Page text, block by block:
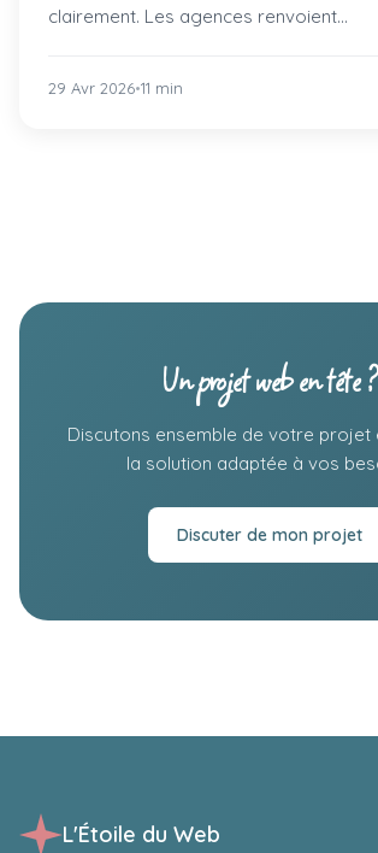
clairement. Les agences renvoient…
29 Avr 2026•11 min
Un projet web en tête ?
Discutons ensemble de votre projet
la solution adaptée à vos
Discuter de mon projet
L'Étoile du Web